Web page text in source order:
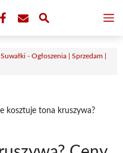
Suwałki - Ogłoszenia | Sprzedam |
Ile kosztuje tona kruszywa?